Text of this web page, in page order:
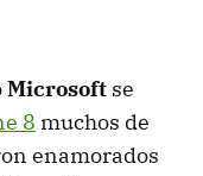
Microsoft se
8 muchos de
enamorados